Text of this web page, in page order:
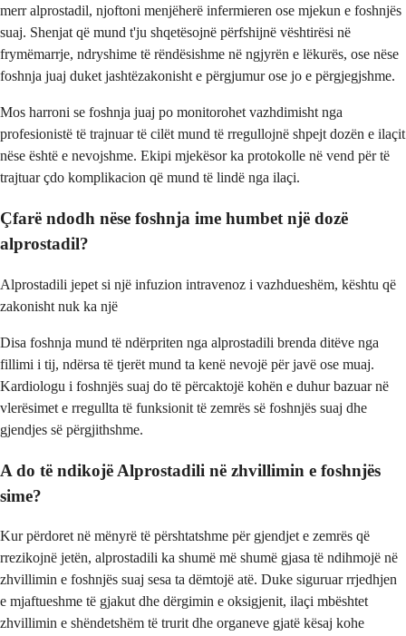
merr alprostadil, njoftoni menjëherë infermieren ose mjekun e foshnjës
suaj. Shenjat që mund t'ju shqetësojnë përfshijnë vështirësi në
frymëmarrje, ndryshime të rëndësishme në ngjyrën e lëkurës, ose nëse
foshnja juaj duket jashtëzakonisht e përgjumur ose jo e përgjegjshme.
Mos harroni se foshnja juaj po monitorohet vazhdimisht nga
profesionistë të trajnuar të cilët mund të rregullojnë shpejt dozën e ilaçit
nëse është e nevojshme. Ekipi mjekësor ka protokolle në vend për të
trajtuar çdo komplikacion që mund të lindë nga ilaçi.
Çfarë ndodh nëse foshnja ime humbet një dozë
alprostadil?
Alprostadili jepet si një infuzion intravenoz i vazhdueshëm, kështu që
zakonisht nuk ka një
Disa foshnja mund të ndërpriten nga alprostadili brenda ditëve nga
fillimi i tij, ndërsa të tjerët mund ta kenë nevojë për javë ose muaj.
Kardiologu i foshnjës suaj do të përcaktojë kohën e duhur bazuar në
vlerësimet e rregullta të funksionit të zemrës së foshnjës suaj dhe
gjendjes së përgjithshme.
A do të ndikojë Alprostadili në zhvillimin e foshnjës
sime?
Kur përdoret në mënyrë të përshtatshme për gjendjet e zemrës që
rrezikojnë jetën, alprostadili ka shumë më shumë gjasa të ndihmojë në
zhvillimin e foshnjës suaj sesa ta dëmtojë atë. Duke siguruar rrjedhjen
e mjaftueshme të gjakut dhe dërgimin e oksigjenit, ilaçi mbështet
zhvillimin e shëndetshëm të trurit dhe organeve gjatë kësaj kohe